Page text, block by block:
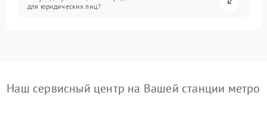
для юридических лиц?
Наш сервисный центр на Вашей станции метро